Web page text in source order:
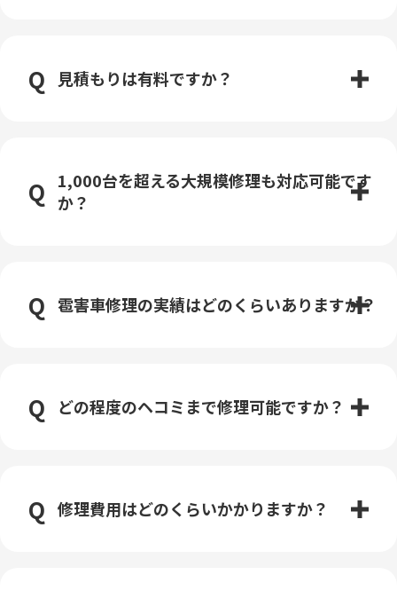
見積もりは有料ですか？
1,000台を超える大規模修理も対応可能です
か？
雹害車修理の実績はどのくらいありますか？
どの程度のヘコミまで修理可能ですか？
修理費用はどのくらいかかりますか？